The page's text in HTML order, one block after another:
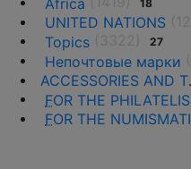
18
UNITED NATIONS
Topics
27
Непочтовые марки
ACCESSORIES AND THE LITERATURE
FOR THE PHILATELISTS
FOR THE NUMISMATISTS